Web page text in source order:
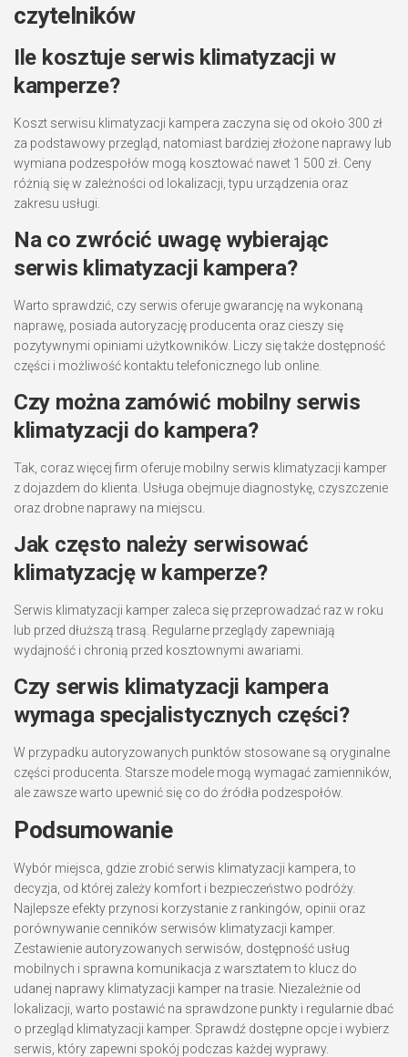
czytelników
Ile kosztuje serwis klimatyzacji w
kamperze?
Koszt serwisu klimatyzacji kampera zaczyna się od około 300 zł
za podstawowy przegląd, natomiast bardziej złożone naprawy lub
wymiana podzespołów mogą kosztować nawet 1 500 zł. Ceny
różnią się w zależności od lokalizacji, typu urządzenia oraz
zakresu usługi.
Na co zwrócić uwagę wybierając
serwis klimatyzacji kampera?
Warto sprawdzić, czy serwis oferuje gwarancję na wykonaną
naprawę, posiada autoryzację producenta oraz cieszy się
pozytywnymi opiniami użytkowników. Liczy się także dostępność
części i możliwość kontaktu telefonicznego lub online.
Czy można zamówić mobilny serwis
klimatyzacji do kampera?
Tak, coraz więcej firm oferuje mobilny serwis klimatyzacji kamper
z dojazdem do klienta. Usługa obejmuje diagnostykę, czyszczenie
oraz drobne naprawy na miejscu.
Jak często należy serwisować
klimatyzację w kamperze?
Serwis klimatyzacji kamper zaleca się przeprowadzać raz w roku
lub przed dłuższą trasą. Regularne przeglądy zapewniają
wydajność i chronią przed kosztownymi awariami.
Czy serwis klimatyzacji kampera
wymaga specjalistycznych części?
W przypadku autoryzowanych punktów stosowane są oryginalne
części producenta. Starsze modele mogą wymagać zamienników,
ale zawsze warto upewnić się co do źródła podzespołów.
Podsumowanie
Wybór miejsca, gdzie zrobić serwis klimatyzacji kampera, to
decyzja, od której zależy komfort i bezpieczeństwo podróży.
Najlepsze efekty przynosi korzystanie z rankingów, opinii oraz
porównywanie cenników serwisów klimatyzacji kamper.
Zestawienie autoryzowanych serwisów, dostępność usług
mobilnych i sprawna komunikacja z warsztatem to klucz do
udanej naprawy klimatyzacji kamper na trasie. Niezależnie od
lokalizacji, warto postawić na sprawdzone punkty i regularnie dbać
o przegląd klimatyzacji kamper. Sprawdź dostępne opcje i wybierz
serwis, który zapewni spokój podczas każdej wyprawy.